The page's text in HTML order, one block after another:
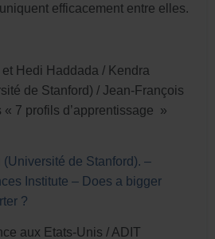
efficacement entre elles.
Hedi Haddada / Kendra
de Stanford) / Jean-François
« 7 profils d’apprentissage »
(Université de Stanford). –
Institute – Does a bigger
?
aux Etats-Unis / ADIT